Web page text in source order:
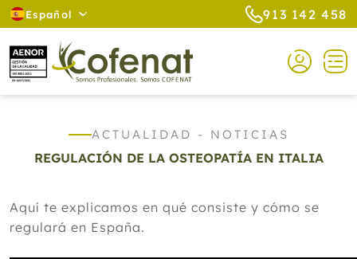
Español 913 142 458
ACTUALIDAD - NOTICIAS
REGULACIÓN DE LA OSTEOPATÍA EN ITALIA
Aquí te explicamos en qué consiste y cómo se
regulará en España.